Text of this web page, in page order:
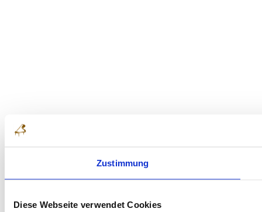
Zustimmung
Diese Webseite verwendet Cookies